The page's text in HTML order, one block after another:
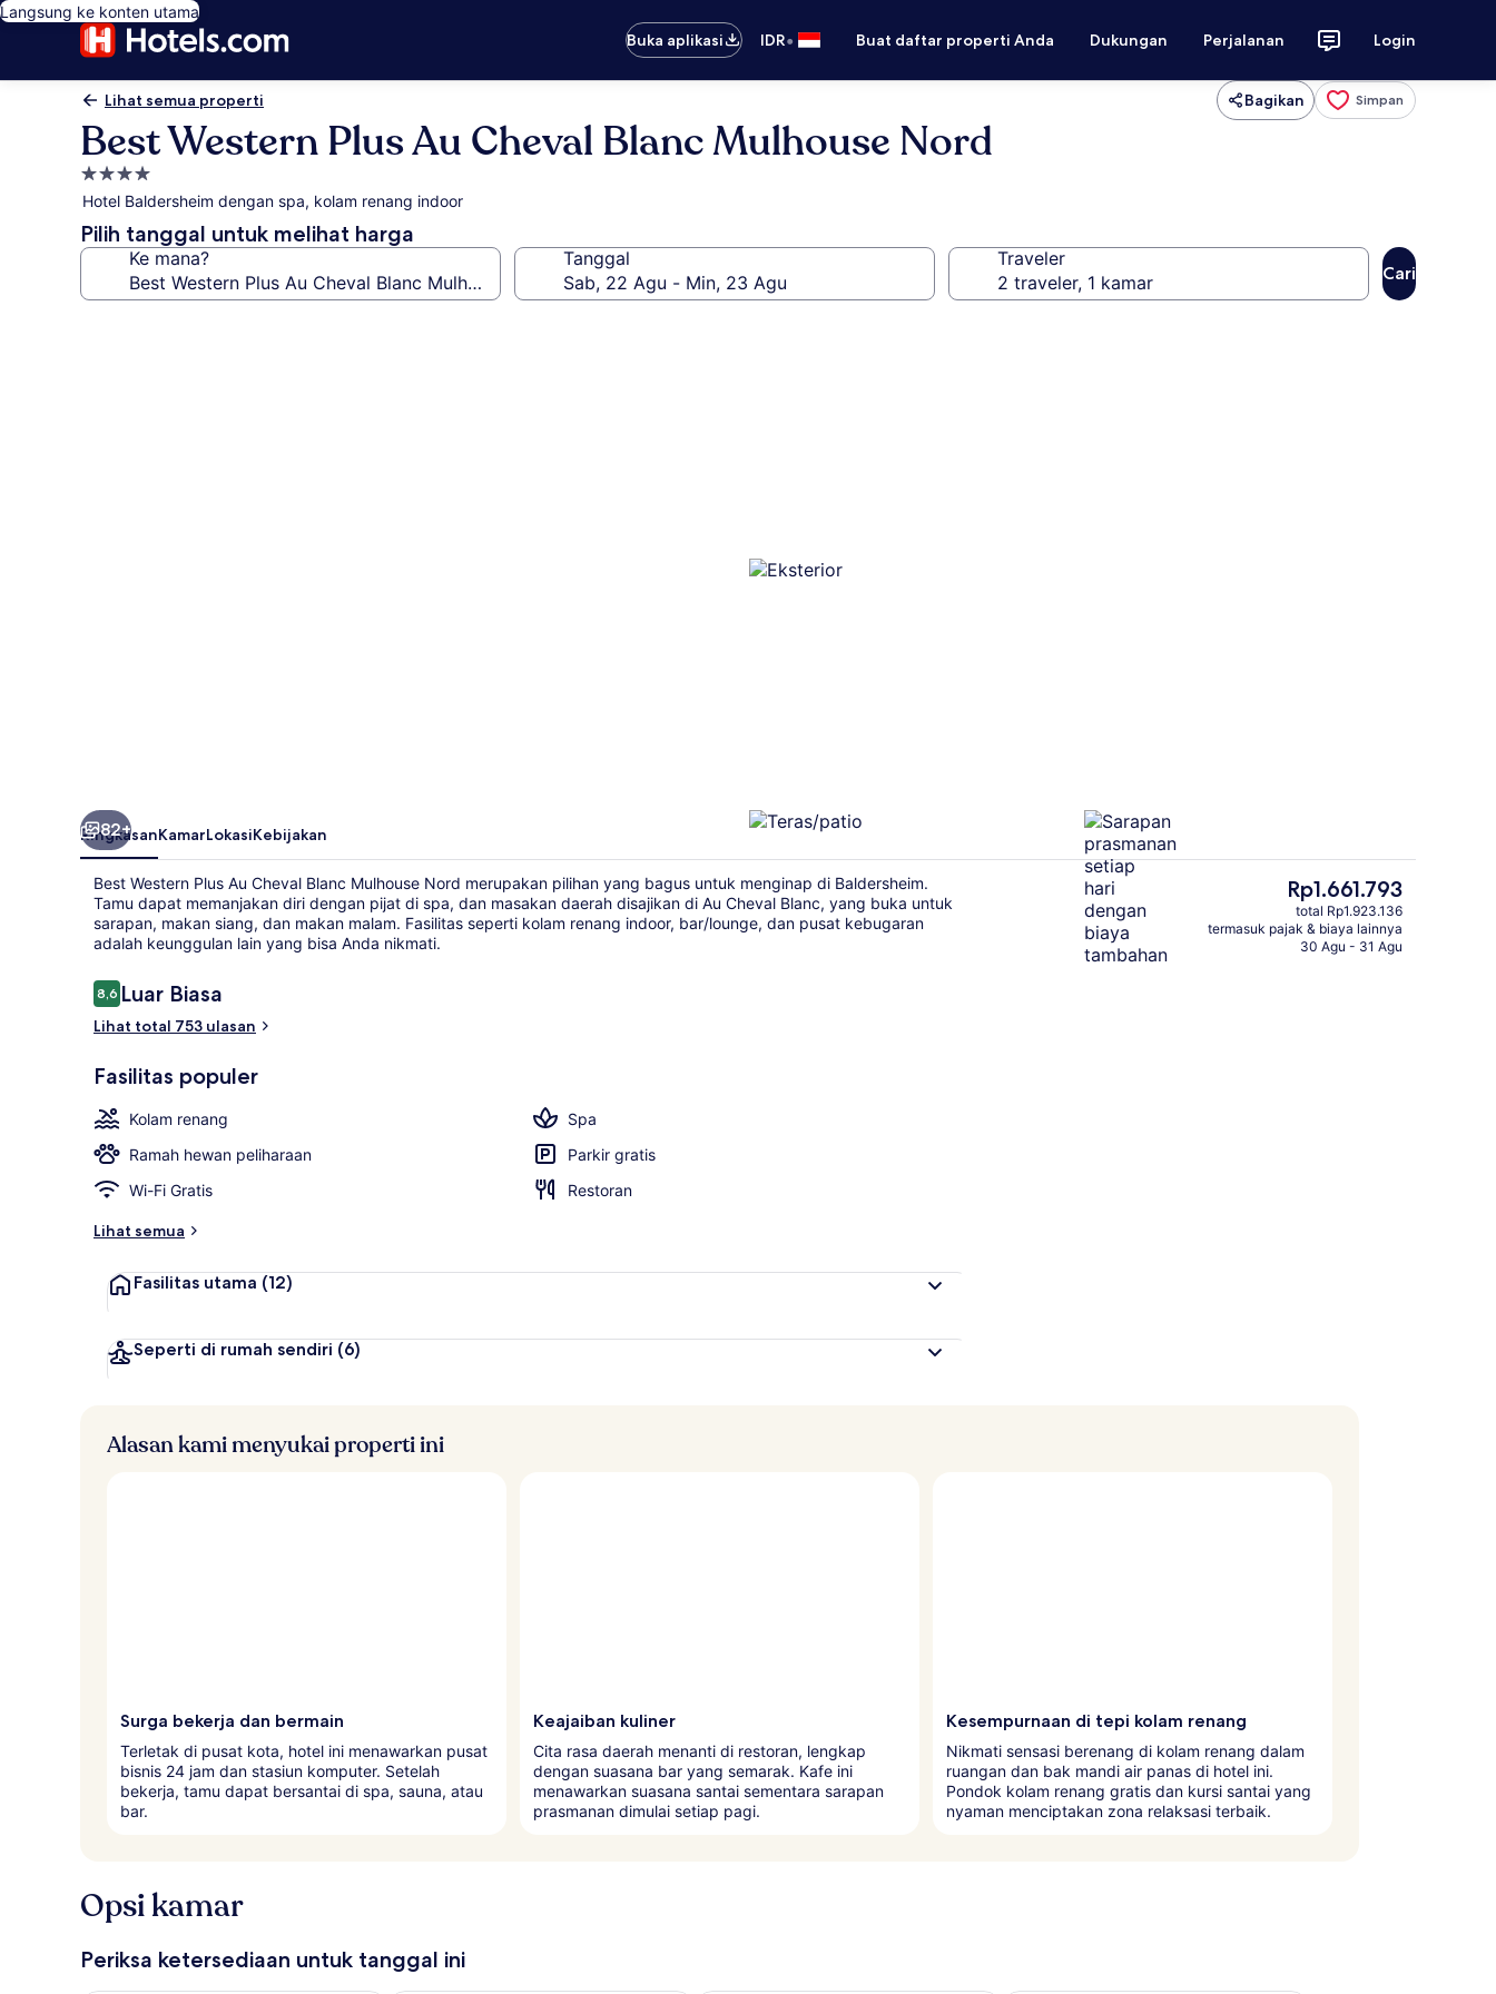
Langsung ke konten utama
Buka aplikasi IDR• Buat daftar properti Anda Dukungan Perjalanan Login
Lihat semua properti Bagikan Simpan
Best Western Plus Au Cheval Blanc Mulhouse Nord
Properti
bintang
Hotel Baldersheim dengan spa, kolam renang indoor
Pilih tanggal untuk melihat harga
Ke mana? Tanggal Traveler
Cari
Sarapan prasmanan setiap hari
82+
RingkasanKamarLokasiKebijakan
Best Western Plus Au Cheval Blanc Mulhouse Nord merupakan pilihan yang bagus untuk menginap di Baldersheim.
Tamu dapat memanjakan diri dengan pijat di spa, dan masakan daerah disajikan di Au Cheval Blanc, yang buka untuk
sarapan, makan siang, dan makan malam. Fasilitas seperti kolam renang indoor, bar/lounge, dan pusat kebugaran
adalah keunggulan lain yang bisa Anda nikmati.
Ulasan
8,68,6 dari 10
Luar Biasa
Lihat total 753 ulasan
Fasilitas populer
Kolam renang
Spa
Ramah hewan peliharaan
Parkir gratis
Wi-Fi Gratis
Restoran
Lihat semua
Fasilitas utama (12)
Seperti di rumah sendiri (6)
Harga
saat
ini
Rp1.661.793
Rp1.661.793
total Rp1.923.136
termasuk pajak & biaya lainnya
30 Agu - 31 Agu
Alasan kami menyukai properti ini
Surga bekerja dan bermain
Terletak di pusat kota, hotel ini menawarkan pusat
bisnis 24 jam dan stasiun komputer. Setelah
bekerja, tamu dapat bersantai di spa, sauna, atau
bar.
Keajaiban kuliner
Cita rasa daerah menanti di restoran, lengkap
dengan suasana bar yang semarak. Kafe ini
menawarkan suasana santai sementara sarapan
prasmanan dimulai setiap pagi.
Kesempurnaan di tepi kolam renang
Nikmati sensasi berenang di kolam renang dalam
ruangan dan bak mandi air panas di hotel ini.
Pondok kolam renang gratis dan kursi santai yang
nyaman menciptakan zona relaksasi terbaik.
Opsi kamar
Periksa ketersediaan untuk tanggal ini